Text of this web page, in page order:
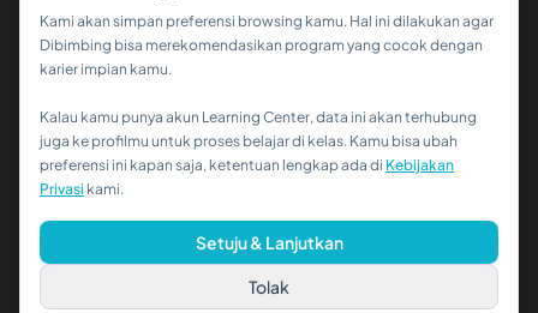
Hi!👋
Kalau kamu butuh bantuan,
© 2026 PT Dibimbing. All Rights Reserved
Kami akan simpan preferensi browsing kamu. Hal ini dilakukan agar
Dibimbing bisa merekomendasikan program yang cocok dengan
karier impian kamu.
Kalau kamu punya akun Learning Center, data ini akan terhubung
juga ke profilmu untuk proses belajar di kelas. Kamu bisa ubah
preferensi ini kapan saja, ketentuan lengkap ada di Kebijakan
Privasi kami.
Tolak
Setuju & Lanjutkan